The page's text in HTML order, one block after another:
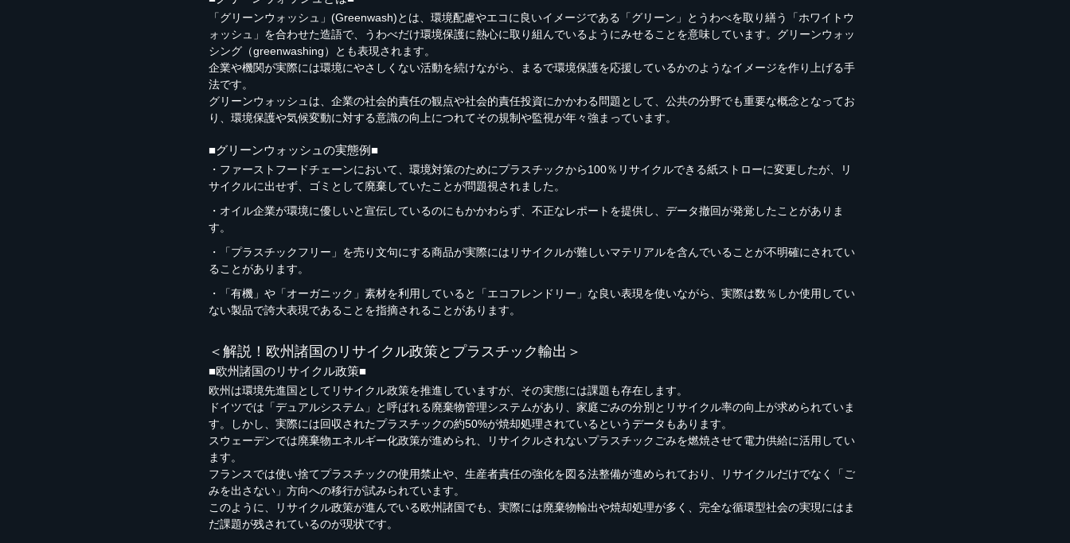
「グリーンウォッシュ」(Greenwash)とは、環境配慮やエコに良いイメージである「グリーン」とうわべを取り繕う「ホワイトウ
ォッシュ」を合わせた造語で、うわべだけ環境保護に熱心に取り組んでいるようにみせることを意味しています。グリーンウォッ
シング（greenwashing）とも表現されます。
企業や機関が実際には環境にやさしくない活動を続けながら、まるで環境保護を応援しているかのようなイメージを作り上げる手
法です。
グリーンウォッシュは、企業の社会的責任の観点や社会的責任投資にかかわる問題として、公共の分野でも重要な概念となってお
り、環境保護や気候変動に対する意識の向上につれてその規制や監視が年々強まっています。
■グリーンウォッシュの実態例■
・ファーストフードチェーンにおいて、環境対策のためにプラスチックから100％リサイクルできる紙ストローに変更したが、リ
サイクルに出せず、ゴミとして廃棄していたことが問題視されました。
・オイル企業が環境に優しいと宣伝しているのにもかかわらず、不正なレポートを提供し、データ撤回が発覚したことがありま
す。
・「プラスチックフリー」を売り文句にする商品が実際にはリサイクルが難しいマテリアルを含んでいることが不明確にされてい
ることがあります。
・「有機」や「オーガニック」素材を利用していると「エコフレンドリー」な良い表現を使いながら、実際は数％しか使用してい
ない製品で誇大表現であることを指摘されることがあります。
＜解説！欧州諸国のリサイクル政策とプラスチック輸出＞
■欧州諸国のリサイクル政策■
欧州は環境先進国としてリサイクル政策を推進していますが、その実態には課題も存在します。
ドイツでは「デュアルシステム」と呼ばれる廃棄物管理システムがあり、家庭ごみの分別とリサイクル率の向上が求められていま
す。しかし、実際には回収されたプラスチックの約50%が焼却処理されているというデータもあります。
スウェーデンでは廃棄物エネルギー化政策が進められ、リサイクルされないプラスチックごみを燃焼させて電力供給に活用してい
ます。
フランスでは使い捨てプラスチックの使用禁止や、生産者責任の強化を図る法整備が進められており、リサイクルだけでなく「ご
みを出さない」方向への移行が試みられています。
このように、リサイクル政策が進んでいる欧州諸国でも、実際には廃棄物輸出や焼却処理が多く、完全な循環型社会の実現にはま
だ課題が残されているのが現状です。